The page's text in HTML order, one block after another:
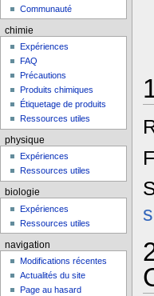
Communauté
chimie
Expériences
FAQ
Précautions
Produits chimiques
Étiquetage de produits
Ressources utiles
physique
Expériences
Ressources utiles
biologie
Expériences
Ressources utiles
navigation
Modifications récentes
Actualités du site
Page au hasard